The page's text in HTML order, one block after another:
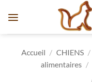
Accueil / CHIENS /
alimentaires /